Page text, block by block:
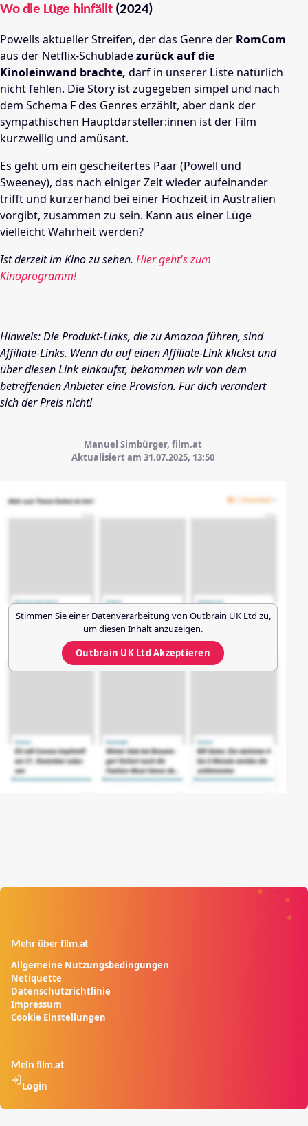
Wo die Lüge hinfällt(2024)
Powells aktueller Streifen, der das Genre der RomCom
aus der Netflix-Schubladezurück auf die
Kinoleinwand brachte, darf in unserer Liste natürlich
nicht fehlen. Die Story ist zugegeben simpel und nach
dem Schema F des Genres erzählt, aber dank der
sympathischen Hauptdarsteller:innen ist der Film
kurzweilig und amüsant.
Es geht um ein gescheitertes Paar (Powell und
Sweeney), das nach einiger Zeit wieder aufeinander
trifft und kurzerhand bei einer Hochzeit in Australien
vorgibt, zusammen zu sein. Kann aus einer Lüge
vielleicht Wahrheit werden?
Ist derzeit im Kino zu sehen. Hier geht's zum
Kinoprogramm!
Hinweis: Die Produkt-Links, die zu Amazon führen, sind
Affiliate-Links. Wenn du auf einen Affiliate-Link klickst und
über diesen Link einkaufst, bekommen wir von dem
betreffenden Anbieter eine Provision. Für dich verändert
sich der Preis nicht!
Manuel Simbürger, film.at
Aktualisiert am 31.07.2025, 13:50
Stimmen Sie einer Datenverarbeitung von Outbrain UK Ltd zu,
um diesen Inhalt anzuzeigen.
Outbrain UK LtdAkzeptieren
Mehr über film.at
Allgemeine Nutzungsbedingungen
Netiquette
Datenschutzrichtlinie
Impressum
Cookie Einstellungen
Mein film.at
Login